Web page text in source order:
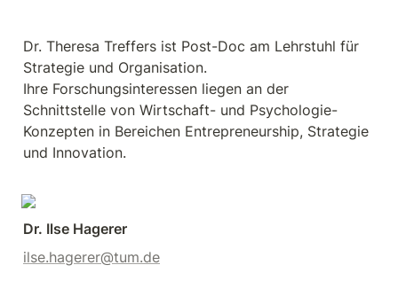
Dr. Theresa Treffers ist Post-Doc am Lehrstuhl für
Strategie und Organisation.
Ihre Forschungsinteressen liegen an der
Schnittstelle von Wirtschaft- und Psychologie-
Konzepten in Bereichen Entrepreneurship, Strategie
und Innovation.
Dr. Ilse Hagerer
ilse.hagerer@tum.de